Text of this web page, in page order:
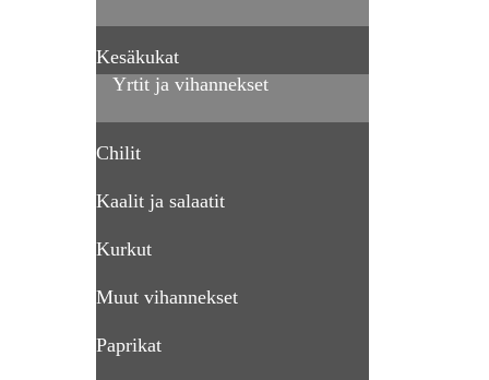
Kesäkukat
Yrtit ja vihannekset
Chilit
Kaalit ja salaatit
Kurkut
Muut vihannekset
Paprikat